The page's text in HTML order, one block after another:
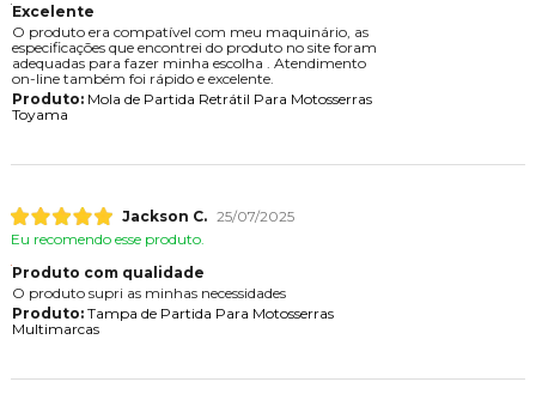
Excelente
O produto era compatível com meu maquinário, as
especificações que encontrei do produto no site foram
adequadas para fazer minha escolha . Atendimento
on-line também foi rápido e excelente.
Produto:Mola de Partida Retrátil Para Motosserras
Toyama
Jackson C. 25/07/2025
Eu recomendo esse produto.
Produto com qualidade
O produto supri as minhas necessidades
Produto:Tampa de Partida Para Motosserras
Multimarcas